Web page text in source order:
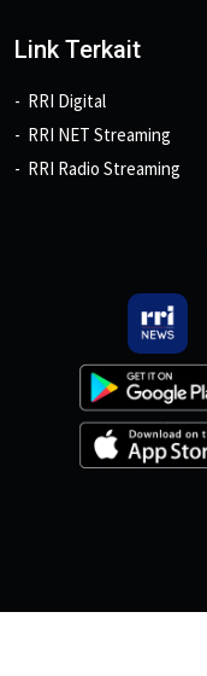
Link Terkait
RRI Digital
RRI NET Streaming
RRI Radio Streaming